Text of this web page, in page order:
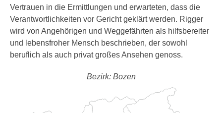
Vertrauen in die Ermittlungen und erwarteten, dass die
Verantwortlichkeiten vor Gericht geklärt werden. Rigger
wird von Angehörigen und Weggefährten als hilfsbereiter
und lebensfroher Mensch beschrieben, der sowohl
beruflich als auch privat großes Ansehen genoss.
Bezirk: Bozen